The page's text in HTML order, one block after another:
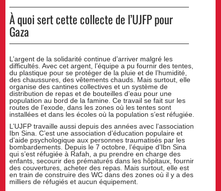
À quoi sert cette collecte de l’UJFP pour
Gaza
L’argent de la solidarité continue d’arriver malgré les
difficultés. Avec cet argent, l’équipe a pu fournir des tentes,
du plastique pour se protéger de la pluie et de l’humidité,
des chaussures, des vêtements chauds. Mais surtout, elle
organise des cantines collectives et un système de
distribution de repas et de bouteilles d’eau pour une
population au bord de la famine. Ce travail se fait sur les
routes de l’exode, dans les zones où les tentes sont
installées et dans les écoles où la population s’est réfugiée.
L’UJFP travaille aussi depuis des années avec l’association
Ibn Sina. C’est une association d’éducation populaire et
d’aide psychologique aux personnes traumatisés par les
bombardements. Depuis le 7 octobre, l’équipe d’Ibn Sina
qui s’est réfugiée à Rafah, a pu prendre en charge des
enfants, secourir des prématurés dans les hôpitaux, fournir
des couvertures, acheter des repas. Mais surtout, elle est
en train de construire des WC dans des zones où il y a des
milliers de réfugiés et aucun équipement.